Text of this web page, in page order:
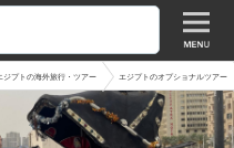
ジプトの海外旅行・ツアー エジプトのオプショナルツアー